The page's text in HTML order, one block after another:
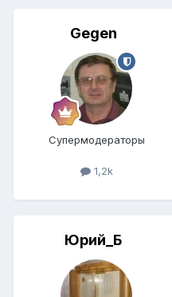
Gegen
Супермодераторы
1,2k
Юрий_Б